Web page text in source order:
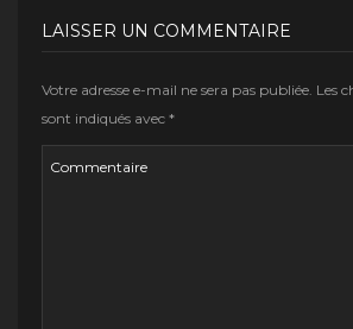
LAISSER UN COMMENTAIRE
Votre adresse e-mail ne sera pas publiée. Les
sont indiqués avec *